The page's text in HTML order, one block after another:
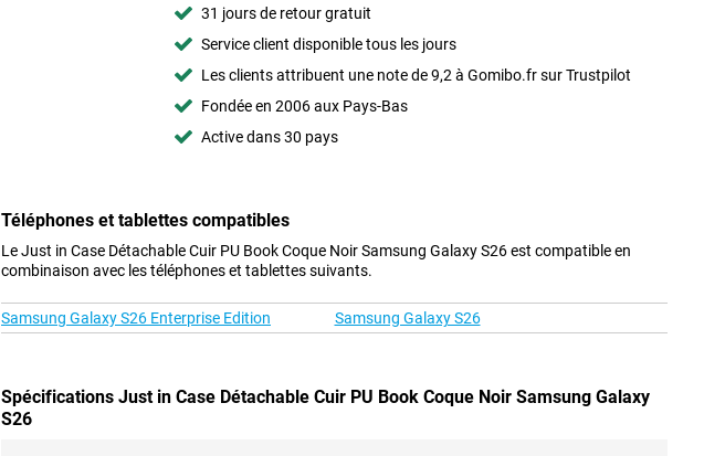
31 jours de retour gratuit
Service client disponible tous les jours
Les clients attribuent une note de 9,2 à Gomibo.fr sur Trustpilot
Fondée en 2006 aux Pays-Bas
Active dans 30 pays
Téléphones et tablettes compatibles
Le Just in Case Détachable Cuir PU Book Coque Noir Samsung Galaxy S26 est compatible en
combinaison avec les téléphones et tablettes suivants.
Samsung Galaxy S26 Enterprise Edition Samsung Galaxy S26
Spécifications Just in Case Détachable Cuir PU Book Coque Noir Samsung Galaxy
S26